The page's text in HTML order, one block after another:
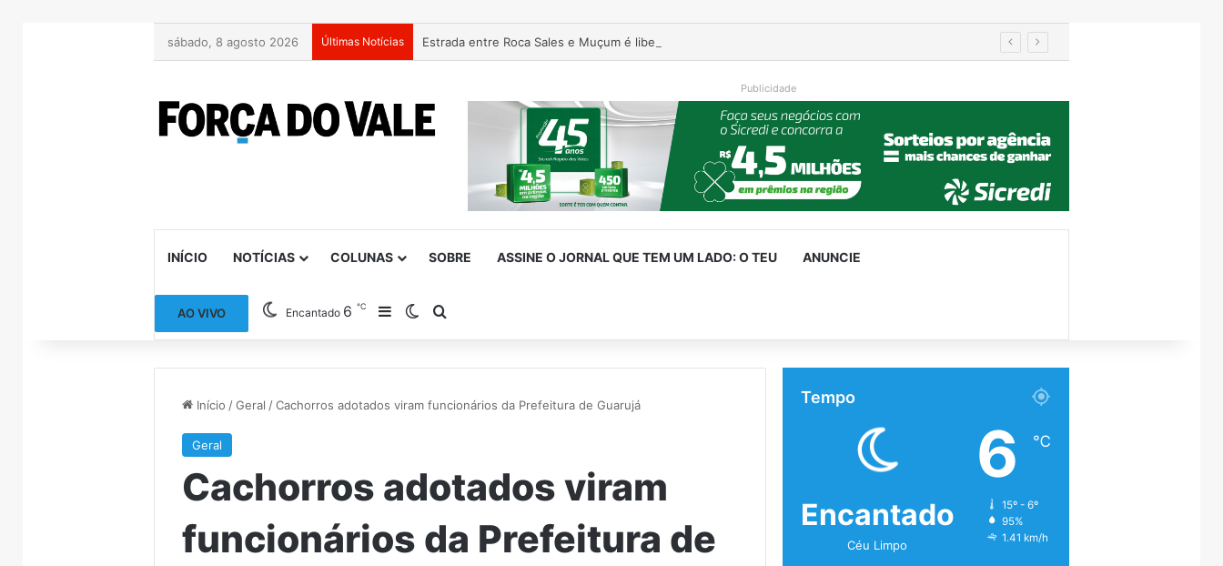
sábado, 8 agosto 2026 Últimas Notícias Estrada entre Roca Sales e Muçum é liberada após serviços de manutenção
Publicidade
INÍCIO NOTÍCIAS COLUNAS SOBRE ASSINE O JORNAL QUE TEM UM LADO: O TEU ANUNCIE
AO VIVO Encantado 6℃ Barra Lateral
Switch skin
Início / Geral / Cachorros adotados viram funcionários da Prefeitura de Guarujá
Geral
Cachorros adotados viram
funcionários da Prefeitura de
Tempo
Encantado
Céu Limpo
6 ℃
15º - 6º
95%
1.41 km/h